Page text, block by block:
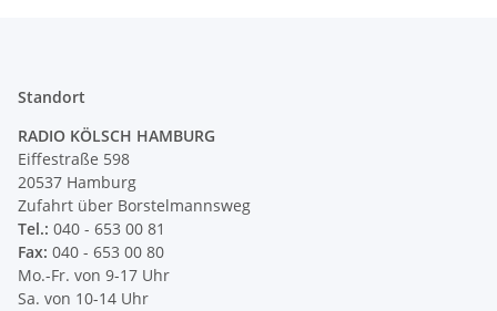
Standort
RADIO KÖLSCH HAMBURG
Eiffestraße 598
20537 Hamburg
Zufahrt über Borstelmannsweg
Tel.: 040 - 653 00 81
Fax: 040 - 653 00 80
Mo.-Fr. von 9-17 Uhr
Sa. von 10-14 Uhr